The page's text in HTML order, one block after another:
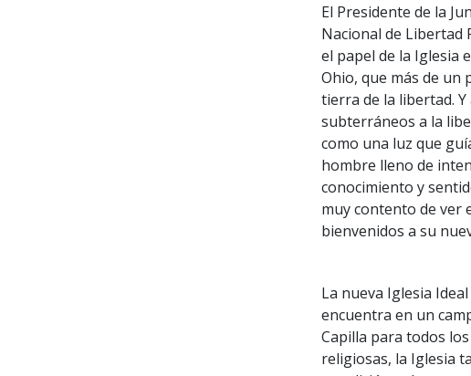
El Presidente de la
Nacional de Libertad
el papel de la Iglesia
Ohio, que más de un
tierra de la libertad.
subterráneos a la
como una luz que
hombre lleno de
conocimiento y
muy contento de ver
bienvenidos a su
La nueva Iglesia
encuentra en un
Capilla para todos
religiosas, la Iglesia